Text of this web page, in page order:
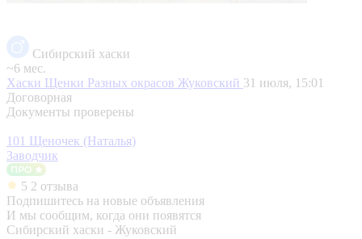
Сибирский хаски
~6 мес.
Хаски Щенки Разных окрасов Жуковский 31 июля, 15:01
Договорная
Документы проверены
101 Щеночек (Наталья)
Заводчик
5 2 отзыва
Подпишитесь на новые объявления
И мы сообщим, когда они появятся
Сибирский хаски - Жуковский